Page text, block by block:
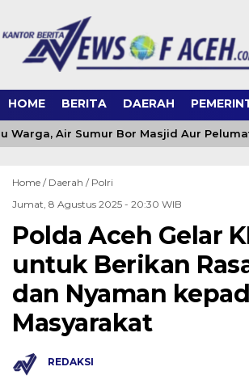
HOME BERITA DAERAH
Warga, Air Sumur Bor Masjid Aur
Home / Daerah / Polri
Jumat, 8 Agustus 2025 - 20:30 WIB
Polda Aceh Gelar
untuk Berikan
dan Nyaman
Masyarakat
REDAKSI